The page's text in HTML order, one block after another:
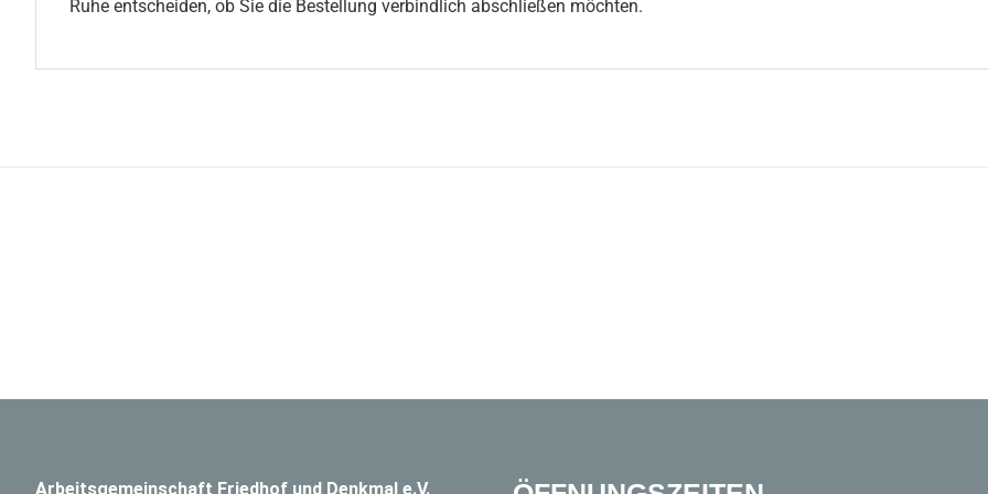
Ruhe entscheiden, ob Sie die Bestellung verbindlich abschließen möchten.
Arbeitsgemeinschaft Friedhof und Denkmal e.V.